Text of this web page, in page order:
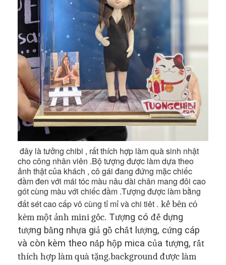
đây là tưởng chibi , rất thích hợp làm quà sinh nhật
cho công nhân viên .Bộ tượng được làm dựa theo
ảnh thật của khách , cô gái đang đứng mặc chiếc
đầm đen với mái tóc màu nâu dài chân mang đôi cao
gót cùng màu với chiếc đầm .Tượng được làm bằng
đất sét cao cấp vô cùng tỉ mỉ và chi tiêt . kế bên có
kèm một ảnh mini gốc. Tượng có đế dựng
tượng bằng nhựa giả gỗ chất l ượng, cứng cáp
và còn kèm theo nắp hộp mica của tượng, rất
thích hợp làm quà tặng.background được làm